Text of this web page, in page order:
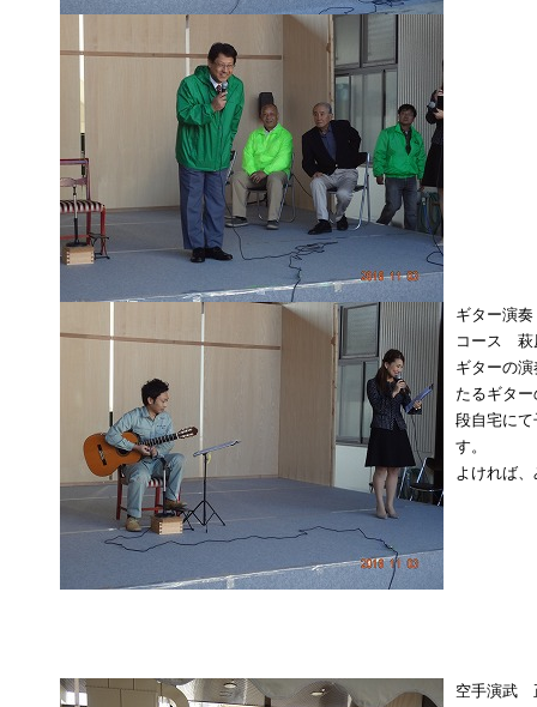
ギター演
コース 萩
ギターの
たるギタ
段自宅に
す。
よければ
空手演武